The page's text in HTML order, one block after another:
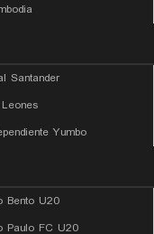
Santander
Yumbo
Bento U20
Paulo FC U20